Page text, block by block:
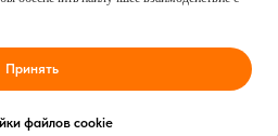
Принять
файлов cookie